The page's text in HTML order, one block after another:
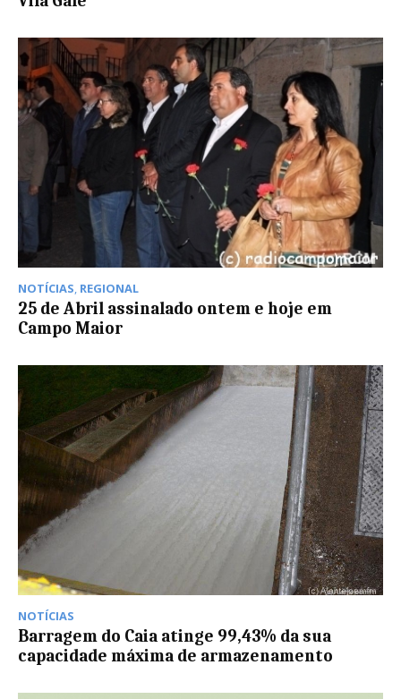
NOTÍCIAS, REGIONAL
25 de Abril assinalado ontem e hoje em
Campo Maior
NOTÍCIAS
Barragem do Caia atinge 99,43% da sua
capacidade máxima de armazenamento